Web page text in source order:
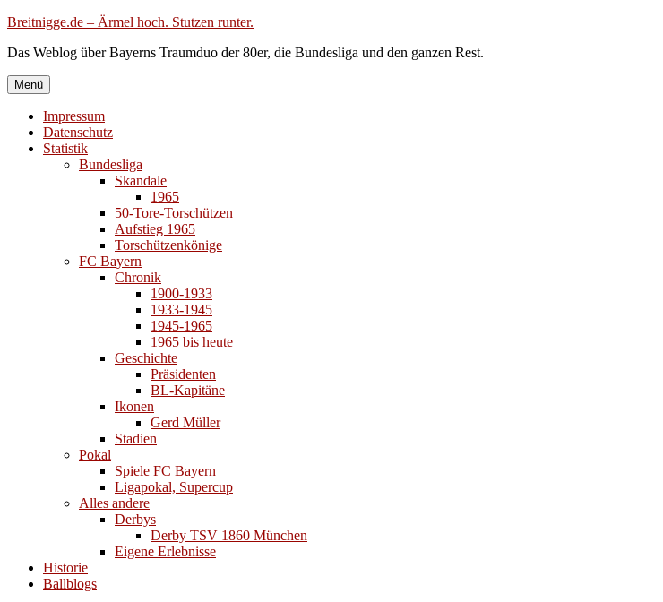
Zum
springen
Breitnigge.de – Ärmel hoch. Stutzen runter.
Das Weblog über Bayerns Traumduo der 80er, die Bundesliga und den ganzen Rest.
Menü
Impressum
Datenschutz
Statistik
Bundesliga
Skandale
1965
50-Tore-Torschützen
Aufstieg 1965
Torschützenkönige
FC Bayern
Chronik
1900-1933
1933-1945
1945-1965
1965 bis heute
Geschichte
Präsidenten
BL-Kapitäne
Ikonen
Gerd Müller
Stadien
Pokal
Spiele FC Bayern
Ligapokal, Supercup
Alles andere
Derbys
Derby TSV 1860 München
Eigene Erlebnisse
Historie
Ballblogs